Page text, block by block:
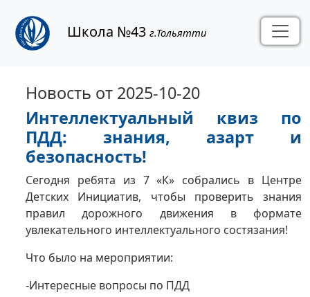
Школа №43 г.Тольятти
Новость от 2025-10-20
Интеллектуальный квиз по
ПДД: знания, азарт и
безопасность!
Сегодня ребята из 7 «К» собрались в Центре
Детских Инициатив, чтобы проверить знания
правил дорожного движения в формате
увлекательного интеллектуального состязания!
Что было на мероприятии:
-Интересные вопросы по ПДД